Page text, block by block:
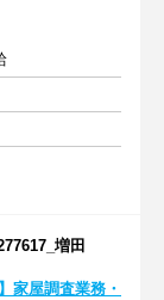
増田
家屋調査業務・